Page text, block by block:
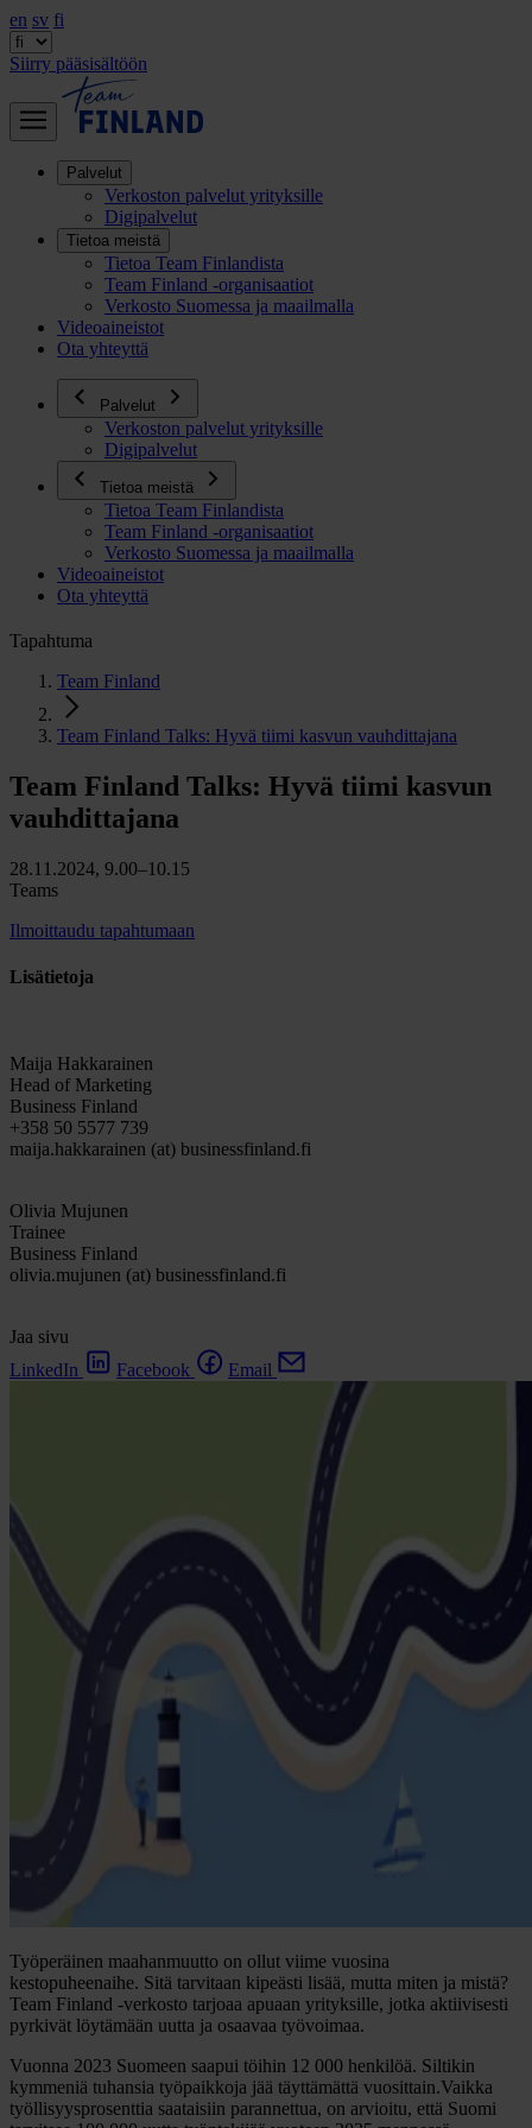
en sv fi
Siirry pääsisältöön
Palvelut
Verkoston palvelut yrityksille
Digipalvelut
Tietoa meistä
Tietoa Team Finlandista
Team Finland -organisaatiot
Verkosto Suomessa ja maailmalla
Videoaineistot
Ota yhteyttä
Palvelut
Verkoston palvelut yrityksille
Digipalvelut
Tietoa meistä
Tietoa Team Finlandista
Team Finland -organisaatiot
Verkosto Suomessa ja maailmalla
Videoaineistot
Ota yhteyttä
Tapahtuma
Team Finland
Team Finland Talks: Hyvä tiimi kasvun vauhdittajana
Team Finland Talks: Hyvä tiimi kasvun
vauhdittajana
28.11.2024, 9.00–10.15
Teams
Ilmoittaudu tapahtumaan
Lisätietoja
Maija Hakkarainen
Head of Marketing
Business Finland
+358 50 5577 739
maija.hakkarainen (at) businessfinland.fi
Olivia Mujunen
Trainee
Business Finland
olivia.mujunen (at) businessfinland.fi
Jaa sivu
LinkedIn
Facebook Email
Työperäinen maahanmuutto on ollut viime vuosina
kestopuheenaihe. Sitä tarvitaan kipeästi lisää, mutta miten ja mistä?
Team Finland -verkosto tarjoaa apuaan yrityksille, jotka aktiivisesti
pyrkivät löytämään uutta ja osaavaa työvoimaa.
Vuonna 2023 Suomeen saapui töihin 12 000 henkilöä. Siltikin
kymmeniä tuhansia työpaikkoja jää täyttämättä vuosittain.Vaikka
työllisyysprosenttia saataisiin parannettua, on arvioitu, että Suomi